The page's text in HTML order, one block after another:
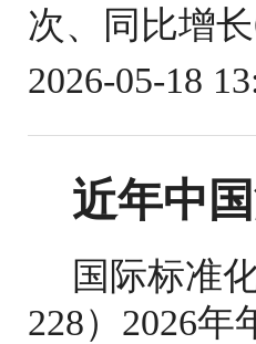
次、同比增
2026-05-18
近年中
国际标准
228）2026